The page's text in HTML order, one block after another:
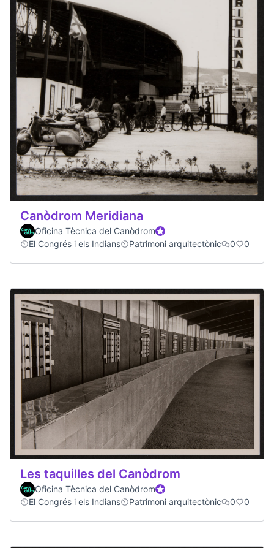
Canòdrom Meridiana
Oficina Tècnica del CanòdromOfficial participant
El Congrés i els Indians
Patrimoni arquitectònic 0 0
Les taquilles del Canòdrom
Oficina Tècnica del CanòdromOfficial participant
El Congrés i els Indians
Patrimoni arquitectònic 0 0